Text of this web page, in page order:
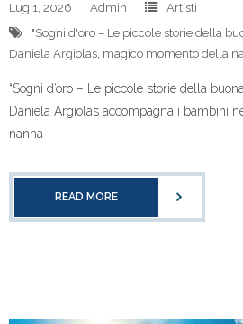
Lug 1, 2026 Admin
Artisti
"Sogni d'oro – Le piccole storie della
Daniela Argiolas, magico momento della
“Sogni d’oro – Le piccole storie della
Daniela Argiolas accompagna i bambini
nanna
READ MORE